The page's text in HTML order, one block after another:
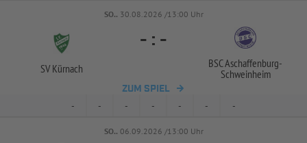
SO.. 30.08.2026 /13:00 Uhr
SV Kürnach
- : -
BSC Aschaffenburg-
Schweinheim
ZUM SPIEL
- - - - - - -
SO.. 06.09.2026 /13:00 Uhr